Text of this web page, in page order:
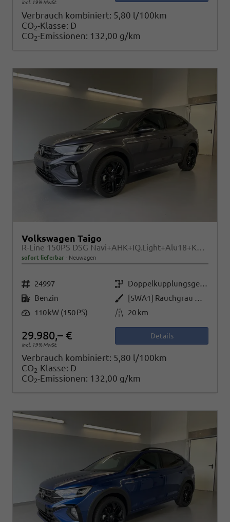
incl. 19% MwSt.
Verbrauch kombiniert: 5,80 l/100km
CO2-Klasse: D
CO2-Emissionen: 132,00 g/km
Volkswagen Taigo
R-Line 150PS DSG Navi+AHK+IQ.Light+Alu18+Keyless+Black+Sitzheiz+Kamera+ACC
sofort lieferbar Neuwagen
Fahrzeugnr. 24997 Getriebe
Doppelkupplungsgetriebe (DSG)
Kraftstoff Benzin Außenfarbe
[5WA1] Rauchgrau Metallic / Dach Schwarz
Leistung 110 kW (150 PS) Kilometerstand 20 km
29.980,– €
incl. 19% MwSt.
Details
Verbrauch kombiniert: 5,80 l/100km
CO2-Klasse: D
CO2-Emissionen: 132,00 g/km